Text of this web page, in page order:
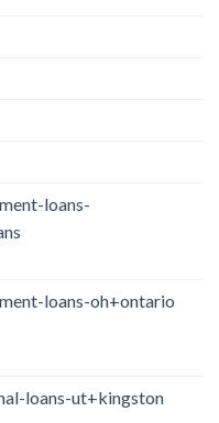
loans-
loans-oh+ontario
loans-ut+kingston